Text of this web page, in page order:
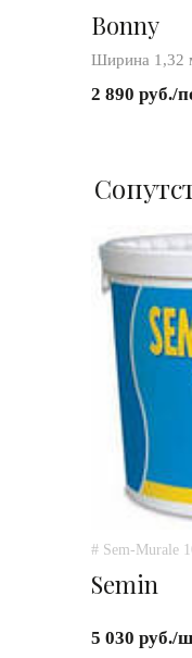
Bonny
Ширина 1,32
2 890 руб./
# Sem-Murale
Semin
5 030 руб./